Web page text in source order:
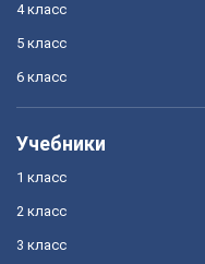
4 класс
5 класс
6 класс
Учебники
1 класс
2 класс
3 класс